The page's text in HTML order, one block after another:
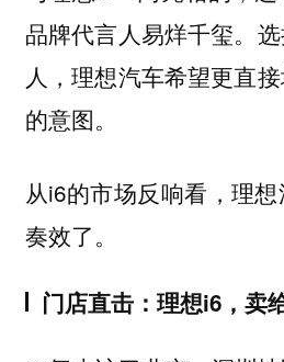
品牌代言人易烊千玺。
人，理想汽车希望更直
的意图。
从i6的市场反响看，理
奏效了。
门店直击：理想i6，卖